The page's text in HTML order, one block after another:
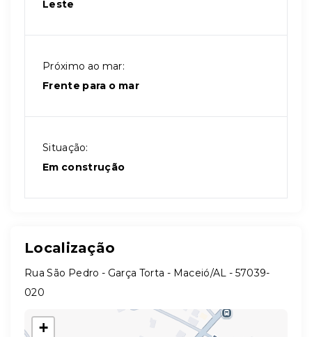
Leste
Próximo ao mar:
Frente para o mar
Situação:
Em construção
Localização
Rua São Pedro - Garça Torta - Maceió/AL - 57039-
020
+